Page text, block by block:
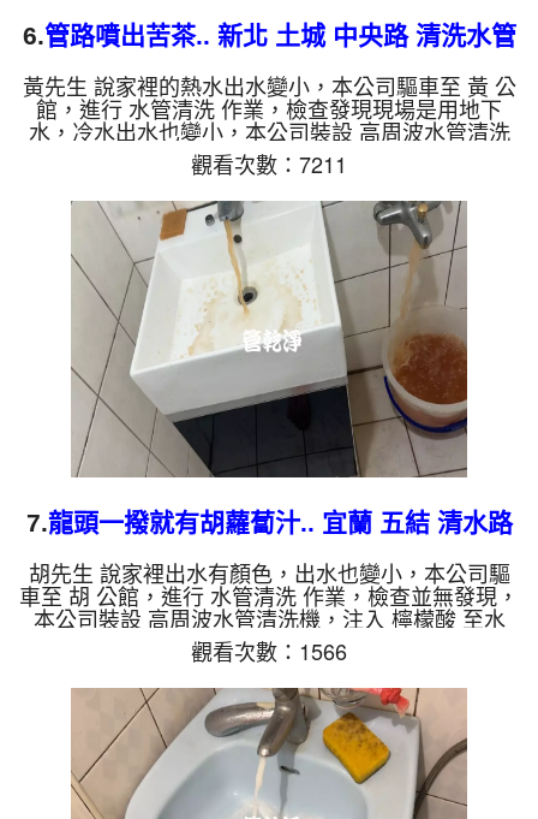
6.管路噴出苦茶.. 新北 土城 中央路 清洗水管
黃先生 說家裡的熱水出水變小，本公司驅車至 黃 公
館，進行 水管清洗 作業，檢查發現現場是用地下
水，冷水出水也變小，本公司裝設 高周波水管清洗
機，注入 檸檬酸 至水管，等了約15分，開啟 水管清
洗機 ，啟動 螺旋波 模式，一洗水管就流出黑水，看
起來就像苦茶，四個多小時後，出水變乾淨熱水出水
量也恢復了。 如是自來水，如水管老化，會產生鐵
鏽跟泥沙堆積，洗出來的水就會是咖啡色，地下水含
有氧化錳，管壁上會結成黑色管垢，洗出來的水會跟
石油一樣黑，有些洗出綠色的水，是因為裡面有銅的
物質，生鏽產生銅綠，...
觀看次數：7211
7.龍頭一撥就有胡蘿蔔汁.. 宜蘭 五結 清水路
洗水管
胡先生 說家裡出水有顏色，出水也變小，本公司驅
車至 胡 公館，進行 水管清洗 作業，檢查並無發現，
本公司裝設 高周波水管清洗機，注入 檸檬酸 至水
管，等了約15分，開啟 水管清洗機 ，啟動 螺旋波 模
式，一洗水管就流出鐵鏽水，看起來像是胡蘿蔔汁，
兩個多小時後，出水變乾淨出水量也變大了。 如是
自來水，如水管老化，會產生鐵鏽跟泥沙堆積，洗出
來的水就會是咖啡色，地下水含有氧化錳，管壁上會
結成黑色管垢，洗出來的水會跟石油一樣黑，有些洗
出綠色的水，是因為裡面有銅的物質，生鏽產生銅
綠，如是藍色的水，是...
觀看次數：1566